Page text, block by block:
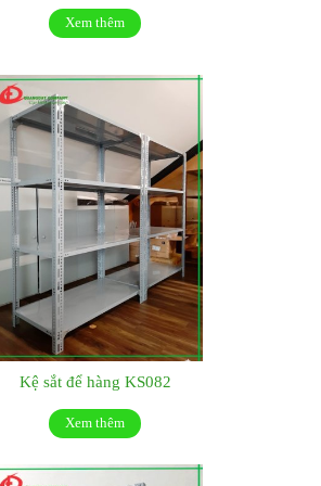
Xem thêm
Kệ sắt để hàng KS082
Xem thêm